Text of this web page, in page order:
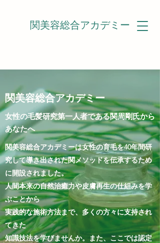
関美容総合アカデミー
関美容総合アカデミー
女性の毛髪研究第一人者である関周剛氏から
あなたへ
関美容総合アカデミーは女性の育毛を40年間研
究して導き出された関メソッドを伝承するため
に開設されました。
人間本来の自然治癒力や皮膚再生の仕組みを学
ぶことから
実践的な施術方法まで、 多くの方々に支持され
てきた
知識技法を学びませんか​。また、ここでは認定